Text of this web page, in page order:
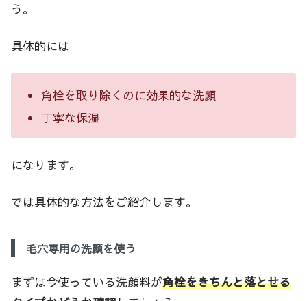
う。
具体的には
角栓を取り除くのに効果的な洗顔
丁寧な保湿
になります。
では具体的な方法をご紹介します。
毛穴専用の洗顔を使う
まずは今使っている洗顔料が角栓をきちんと落とせる